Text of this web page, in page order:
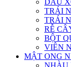
DẦU
TRÁI
TRÁI
RỄ
BỘT
VIÊN
MẬT ONG